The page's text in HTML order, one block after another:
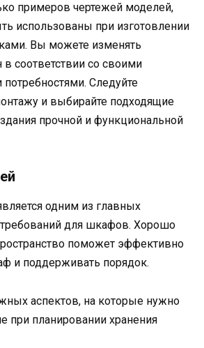
примеров чертежей моделей,
использованы при изготовлении
Вы можете изменять
соответствии со своими
Следуйте
и выбирайте подходящие
прочной и функциональной
одним из главных
для шкафов. Хорошо
поможет эффективно
и поддерживать порядок.
аспектов, на которые нужно
при планировании хранения